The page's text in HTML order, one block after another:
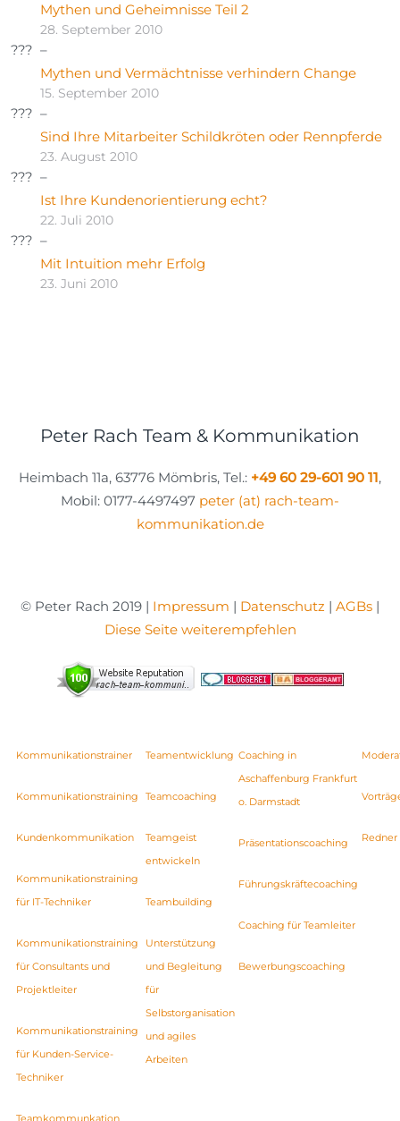
Mythen und Geheimnisse Teil 2
28. September 2010
Mythen und Vermächtnisse verhindern Change
15. September 2010
Sind Ihre Mitarbeiter Schildkröten oder Rennpferde
23. August 2010
Ist Ihre Kundenorientierung echt?
22. Juli 2010
Mit Intuition mehr Erfolg
23. Juni 2010
Peter Rach Team & Kommunikation
Heimbach 11a, 63776 Mömbris, Tel.: +49 60 29-601 90 11,
Mobil: 0177-4497497 peter (at) rach-team-
kommunikation.de
© Peter Rach 2019 | Impressum | Datenschutz | AGBs |
Diese Seite weiterempfehlen
Kommunikationstrainer
Kommunikationstraining
Kundenkommunikation
Kommunikationstraining
für IT-Techniker
Kommunikationstraining
für Consultants und
Projektleiter
Kommunikationstraining
für Kunden-Service-
Techniker
Teamentwicklung
Teamcoaching
Teamgeist
entwickeln
Teambuilding
Unterstützung
und Begleitung
für
Selbstorganisation
und agiles
Arbeiten
Coaching in
Aschaffenburg Frankfurt
o. Darmstadt
Präsentationscoaching
Führungskräftecoaching
Coaching für Teamleiter
Bewerbungscoaching
Redner